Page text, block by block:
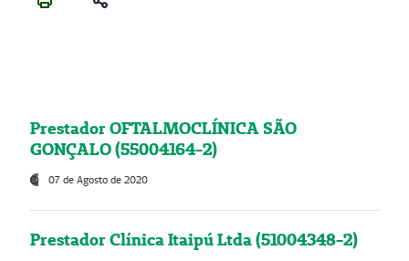
Prestador OFTALMOCLÍNICA SÃO
GONÇALO (55004164-2)
07 de Agosto de 2020
Prestador Clínica Itaipú Ltda (51004348-2)